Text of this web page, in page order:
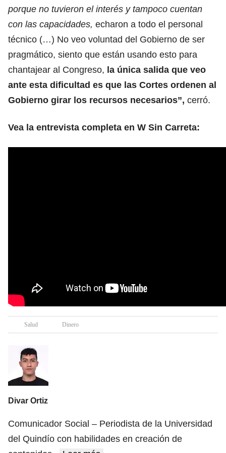
porque no tuvieron el interés y tampoco cuentan
con las capacidades, echaron a todo el personal
técnico (…) No veo voluntad del Gobierno de ser
pragmático, siento que están usando esto para
chantajear al Congreso, la única salida que veo
ante esta dificultad es que las Cortes ordenen al
Gobierno girar los recursos necesarios”, cerró.
Vea la entrevista completa en W Sin Carreta:
Salud Dinero
Divar Ortiz
Comunicador Social – Periodista de la Universidad
del Quindío con habilidades en creación de